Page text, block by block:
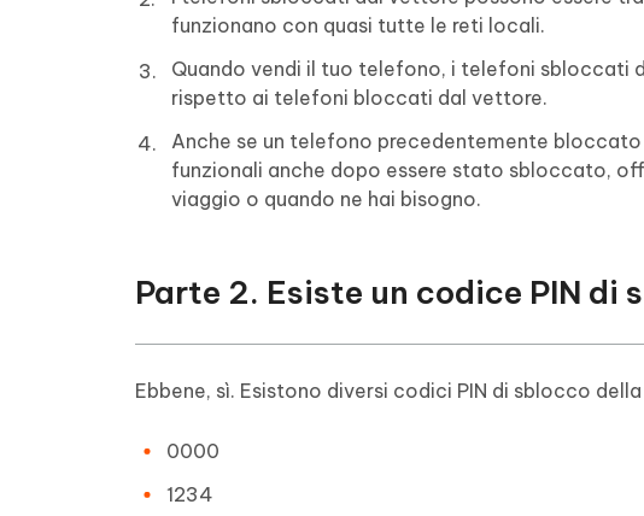
funzionano con quasi tutte le reti locali.
Quando vendi il tuo telefono, i telefoni sbloccati
rispetto ai telefoni bloccati dal vettore.
Anche se un telefono precedentemente
funzionali anche dopo essere stato sbloccato,
viaggio o quando ne hai bisogno.
Parte 2. Esiste un codice PIN
Ebbene, sì. Esistono diversi codici PIN di sblocco
0000
1234